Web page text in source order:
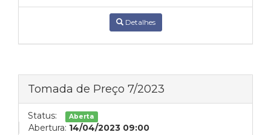
Detalhes
Tomada de Preço 7/2023
Status: Aberta
Abertura: 14/04/2023 09:00